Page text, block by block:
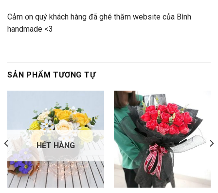
Cảm ơn quý khách hàng đã ghé thăm website của Bình
handmade <3
SẢN PHẨM TƯƠNG TỰ
HẾT HÀNG